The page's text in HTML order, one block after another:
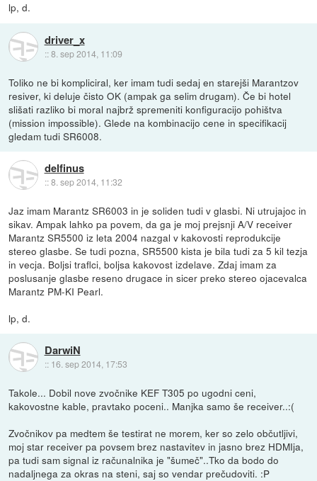
lp, d.
driver_x
::8. sep 2014, 11:09
Toliko ne bi kompliciral, ker imam tudi sedaj en starejši Marantzov
resiver, ki deluje čisto OK (ampak ga selim drugam). Če bi hotel
slišati razliko bi moral najbrž spremeniti konfiguracijo pohištva
(mission impossible). Glede na kombinacijo cene in specifikacij
gledam tudi SR6008.
delfinus
::8. sep 2014, 11:32
Jaz imam Marantz SR6003 in je soliden tudi v glasbi. Ni utrujajoc in
sikav. Ampak lahko pa povem, da ga je moj prejsnji A/V receiver
Marantz SR5500 iz leta 2004 nazgal v kakovosti reprodukcije
stereo glasbe. Se tudi pozna, SR5500 kista je bila tudi za 5 kil tezja
in vecja. Boljsi traflci, boljsa kakovost izdelave. Zdaj imam za
poslusanje glasbe reseno drugace in sicer preko stereo ojacevalca
Marantz PM-KI Pearl.
lp, d.
DarwiN
:: 16. sep 2014, 17:53
Takole... Dobil nove zvočnike KEF T305 po ugodni ceni,
kakovostne kable, pravtako poceni.. Manjka samo še receiver..:(
Zvočnikov pa medtem še testirat ne morem, ker so zelo občutljivi,
moj star receiver pa povsem brez nastavitev in jasno brez HDMIja,
pa tudi sam signal iz računalnika je "šumeč"..Tko da bodo do
nadaljnega za okras na steni, saj so vendar prečudoviti. :P